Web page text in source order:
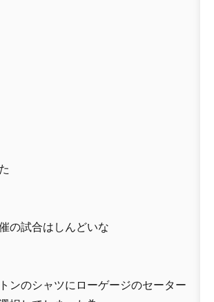
の試合はしんどいな
ンのシャツにローゲージのセーター